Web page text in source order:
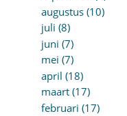
augustus (10)
juli (8)
juni (7)
mei (7)
april (18)
maart (17)
februari (17)